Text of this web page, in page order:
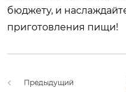
бюджету, и
приготовления пищи!
Предыдущий